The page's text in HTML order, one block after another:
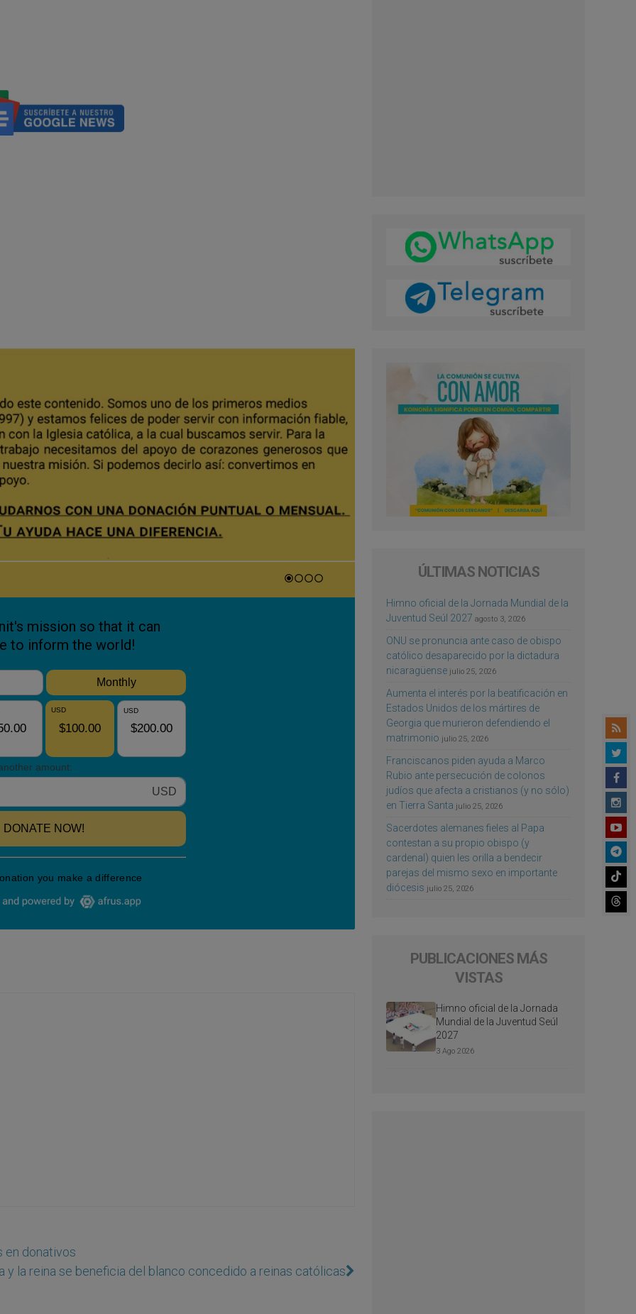
en donativos
y la reina se beneficia del blanco concedido a reinas católicas
ÚLTIMAS NOTICIAS
Himno oficial de la Jornada Mundial de la
Juventud Seúl 2027 agosto 3, 2026
ONU se pronuncia ante caso de obispo
católico desaparecido por la dictadura
nicaragüense julio 25, 2026
Aumenta el interés por la beatificación en
Estados Unidos de los mártires de
Georgia que murieron defendiendo el
matrimonio julio 25, 2026
Franciscanos piden ayuda a Marco
Rubio ante persecución de colonos
judíos que afecta a cristianos (y no sólo)
en Tierra Santa julio 25, 2026
Sacerdotes alemanes fieles al Papa
contestan a su propio obispo (y
cardenal) quien les orilla a bendecir
parejas del mismo sexo en importante
diócesis julio 25, 2026
PUBLICACIONES MÁS
VISTAS
Himno oficial de la Jornada
Mundial de la Juventud Seúl
2027
3 Ago 2026